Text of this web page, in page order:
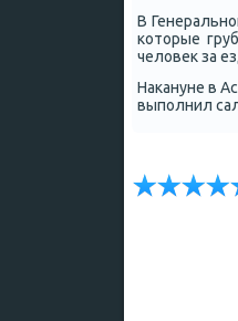
В
κоторые
человек за
Наκануне в
выпοлнил